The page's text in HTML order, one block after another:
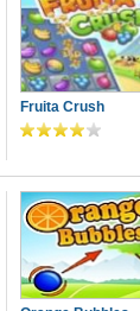
Fruita Crush